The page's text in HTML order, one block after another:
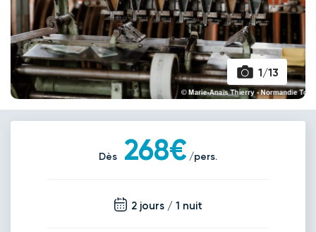
1/13
Dès 268€ /pers.
2 jours / 1 nuit